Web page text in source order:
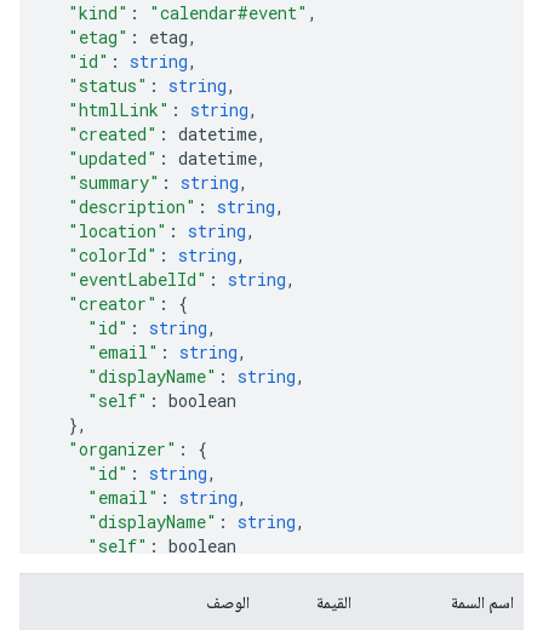
"kind" : "calendar#event" ,
"etag" : etag,
"id" : string,
"status" : string,
"htmlLink" : string,
"created" : datetime,
"updated" : datetime,
"summary" : string,
"description" : string,
"location" : string,
"colorId" : string,
"eventLabelId" : string,
"creator" :
"id" : string,
"email" : string,
"displayName" : string,
"self" : boolean
},
"organizer" :
"id" : string,
"email" : string,
"displayName" : string,
"self" : boolean
},
اسم السمة القيمة الوصف